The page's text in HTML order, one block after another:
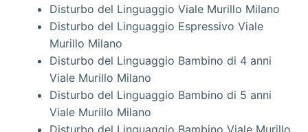
Disturbo del Linguaggio Viale Murillo Milano
Disturbo del Linguaggio Espressivo Viale
Murillo Milano
Disturbo del Linguaggio Bambino di 4 anni
Viale Murillo Milano
Disturbo del Linguaggio Bambino di 5 anni
Viale Murillo Milano